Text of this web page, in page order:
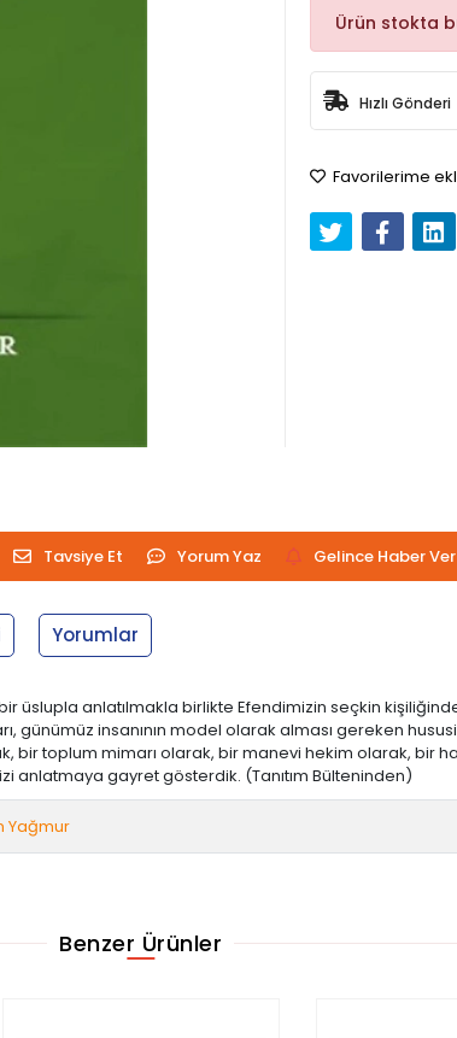
Ürün stokta
Hızlı Gönderi
Favorilerime
Tavsiye Et Yorum Yaz Gelince Haber Ver
Yorumlar
üslupla anlatılmakla birlikte Efendimizin seçkin
günümüz insanının model olarak alması gereken
toplum mimarı olarak, bir manevi hekim olarak, bir
anlatmaya gayret gösterdik. (Tanıtım Bülteninden)
Yağmur
Benzer Ürünler